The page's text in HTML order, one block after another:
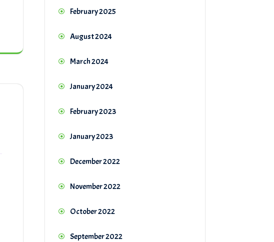
February 2025
August 2024
March 2024
January 2024
February 2023
January 2023
December 2022
November 2022
October 2022
September 2022